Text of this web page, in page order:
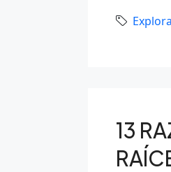
Explora
13